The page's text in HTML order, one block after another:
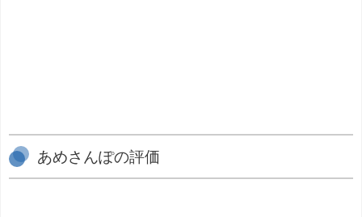
あめさんぽの評価